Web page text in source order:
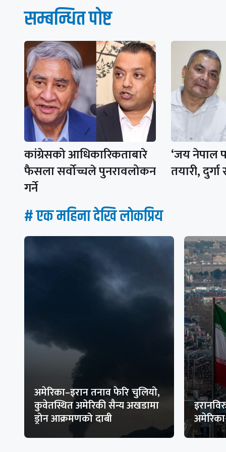
सम्बन्धित पाेष्ट
कांग्रेसको आधिकारिकताबारे
फैसला सर्वोच्चले पुनरावलोकन
गर्ने
‘जय नेपाल
तयारी,
# एक महिना देखि लाेकप्रिय
अमेरिका–इरान तनाव फेरि चुलियो,
कुवेतस्थित अमेरिकी सैन्य अखडामा
ड्रोन आक्रमणको दाबी